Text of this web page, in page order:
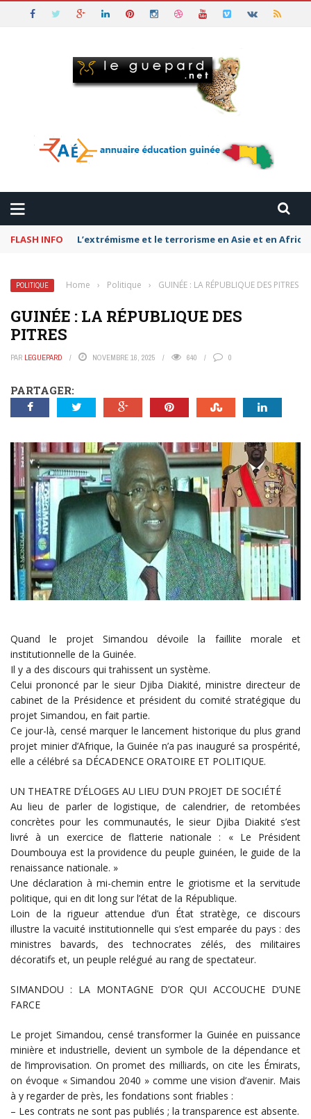
FLASH INFO L’extrémisme et le terrorisme en Asie et en
POLITIQUE Home › Politique › GUINÉE : LA RÉPUBLIQUE DES PITRES
GUINÉE : LA RÉPUBLIQUE DES
PITRES
PAR LEGUEPARD NOVEMBRE 16, 2025 640 0
PARTAGER:
Quand le projet Simandou dévoile la faillite morale et
institutionnelle de la Guinée.
Il y a des discours qui trahissent un système.
Celui prononcé par le sieur Djiba Diakité, ministre directeur de
cabinet de la Présidence et président du comité stratégique du
projet Simandou, en fait partie.
Ce jour-là, censé marquer le lancement historique du plus grand
projet minier d’Afrique, la Guinée n’a pas inauguré sa prospérité,
elle a célébré sa DÉCADENCE ORATOIRE ET POLITIQUE.
UN THEATRE D’ÉLOGES AU LIEU D’UN PROJET DE SOCIÉTÉ
Au lieu de parler de logistique, de calendrier, de retombées
concrètes pour les communautés, le sieur Djiba Diakité s’est
livré à un exercice de flatterie nationale : « Le Président
Doumbouya est la providence du peuple guinéen, le guide de la
renaissance nationale. »
Une déclaration à mi-chemin entre le griotisme et la servitude
politique, qui en dit long sur l’état de la République.
Loin de la rigueur attendue d’un État stratège, ce discours
illustre la vacuité institutionnelle qui s’est emparée du pays : des
ministres bavards, des technocrates zélés, des militaires
décoratifs et, un peuple relégué au rang de spectateur.
SIMANDOU : LA MONTAGNE D’OR QUI ACCOUCHE D’UNE
FARCE
Le projet Simandou, censé transformer la Guinée en puissance
minière et industrielle, devient un symbole de la dépendance et
de l’improvisation. On promet des milliards, on cite les Émirats,
on évoque « Simandou 2040 » comme une vision d’avenir. Mais
à y regarder de près, les fondations sont friables :
– Les contrats ne sont pas publiés ; la transparence est absente.